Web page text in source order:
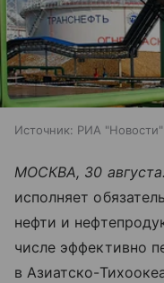
Источник: РИА "Новости"
МОСКВА, 30
исполняет
нефти и
числе эффективно
в Азиатско-